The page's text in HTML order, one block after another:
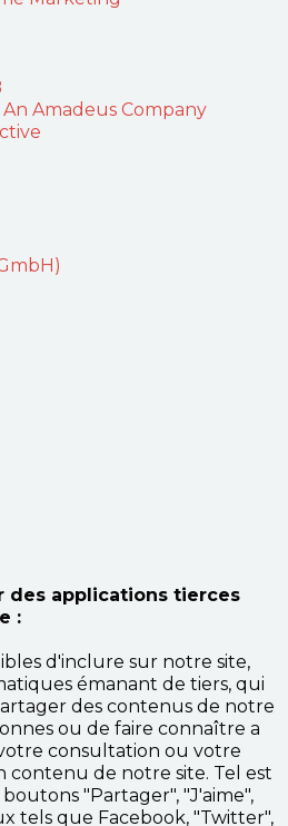
Amadeus Company
des applications tierces
:
d'inclure sur notre site,
émanant de tiers, qui
des contenus de notre
ou de faire connaître a
consultation ou votre
contenu de notre site. Tel est
"Partager", "J'aime",
tels que Facebook, "Twitter",